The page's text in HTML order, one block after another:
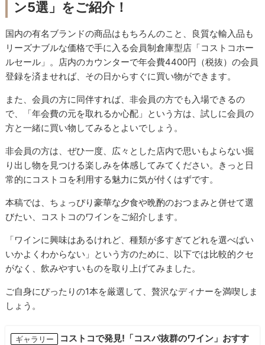
ン5選」をご紹介！
国内の有名ブランドの商品はもちろんのこと、良質な輸入品も
リーズナブルな価格で手に入る会員制倉庫型店「コストコホー
ルセール」。店内のカウンターで年会費4400円（税抜）の会員
登録を済ませれば、その日からすぐに買い物ができます。
また、会員の方に同伴すれば、非会員の方でも入場できるの
で、「年会費の元を取れるか心配」という方は、試しに会員の
方と一緒に買い物してみるとよいでしょう。
非会員の方は、ぜひ一度、広々とした店内で思いもよらない掘
り出し物を見つける楽しみを体感してみてください。きっと日
常的にコストコを利用する魅力に気が付くはずです。
本稿では、ちょっぴり豪華な夕食や晩酌のおつまみと併せて選
びたい、コストコのワインをご紹介します。
「ワインに興味はあるけれど、種類が多すぎてどれを選べばい
いかよくわからない」という方のために、以下では比較的クセ
がなく、飲みやすいものを取り上げてみました。
ご自身にぴったりの1本を厳選して、贅沢なディナーを満喫しま
しょう。
ギャラリー
コストコで発見!「コスパ抜群のワイン」おすす